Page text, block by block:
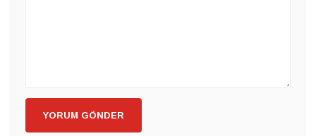
YORUM GÖNDER